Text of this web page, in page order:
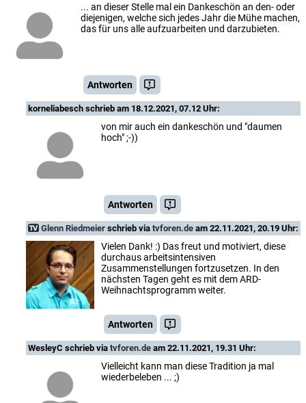
... an dieser Stelle mal ein Dankeschön an den- oder
diejenigen, welche sich jedes Jahr die Mühe machen,
das für uns alle aufzuarbeiten und darzubieten.
Antworten
korneliabesch schrieb am 18.12.2021, 07.12 Uhr:
von mir auch ein dankeschön und "daumen
hoch" ;-))
Antworten
Glenn Riedmeier schrieb via tvforen.de am 22.11.2021, 20.19 Uhr:
Vielen Dank! :) Das freut und motiviert, diese
durchaus arbeitsintensiven
Zusammenstellungen fortzusetzen. In den
nächsten Tagen geht es mit dem ARD-
Weihnachtsprogramm weiter.
Antworten
WesleyC schrieb via tvforen.de am 22.11.2021, 19.31 Uhr:
Vielleicht kann man diese Tradition ja mal
wiederbeleben ... ;)